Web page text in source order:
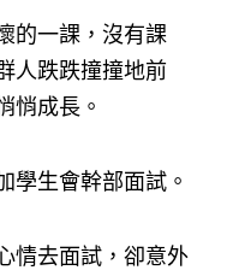
的一課，沒有課
人跌跌撞撞地前
悄成長。
學生會幹部面試。
情去面試，卻意外